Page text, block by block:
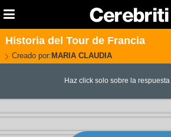
Historia del Tour de Francia
Creado por: MARIA CLAUDIA
Haz click solo sobre la